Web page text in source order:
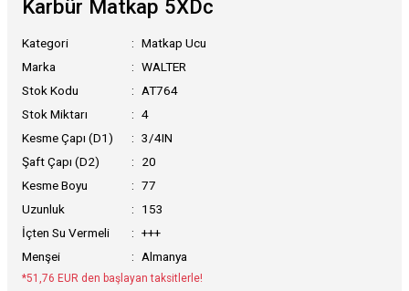
Karbür Matkap 5XDc
Kategori
Matkap Ucu
Marka
WALTER
Stok Kodu
AT764
Stok Miktarı
4
Kesme Çapı (D1)
3/4IN
Şaft Çapı (D2)
20
Kesme Boyu
77
Uzunluk
153
İçten Su Vermeli
+++
Menşei
Almanya
*51,76 EUR den başlayan taksitlerle!